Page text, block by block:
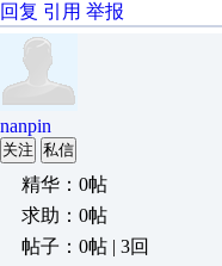
回复 引用 举报
nanpin
关注 私信
精华：0帖
求助：0帖
帖子：0帖 | 3回